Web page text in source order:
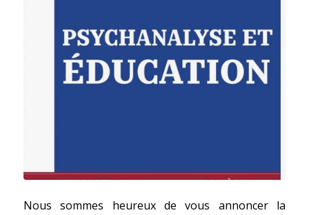
Nous sommes heureux de vous annoncer la